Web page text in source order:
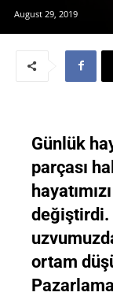
August 29, 2019
Günlük
parçası
değiştirdi.
ortam